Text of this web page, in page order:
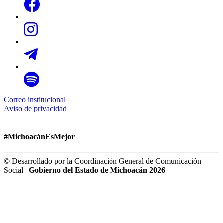
Correo institucional
Aviso de privacidad
#MichoacánEsMejor
© Desarrollado por la Coordinación General de Comunicación
Social | Gobierno del Estado de Michoacán 2026